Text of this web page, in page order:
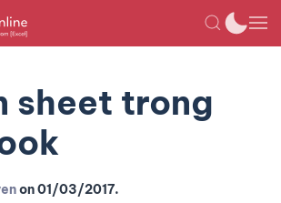
sheet trong
on01/03/2017.